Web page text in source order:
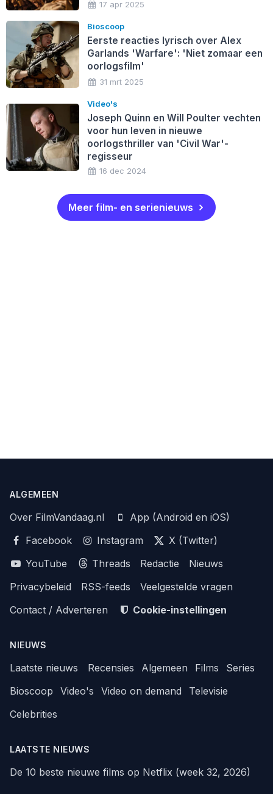
17 apr 2025
Bioscoop
Eerste reacties lyrisch over Alex
Garlands 'Warfare': 'Niet zomaar een
oorlogsfilm'
31 mrt 2025
Video's
Joseph Quinn en Will Poulter vechten
voor hun leven in nieuwe
oorlogsthriller van 'Civil War'-
regisseur
16 dec 2024
Meer film- en serienieuws
ALGEMEEN
Over FilmVandaag.nl
App (Android en iOS)
Facebook
Instagram
X (Twitter)
YouTube
Threads Redactie
Nieuws
Privacybeleid
RSS-feeds
Veelgestelde vragen
Contact / Adverteren
Cookie-instellingen
NIEUWS
Laatste nieuws Recensies Algemeen Films
Series
Bioscoop
Video's Video on demand
Televisie
Celebrities
LAATSTE NIEUWS
De 10 beste nieuwe films op Netflix (week 32, 2026)